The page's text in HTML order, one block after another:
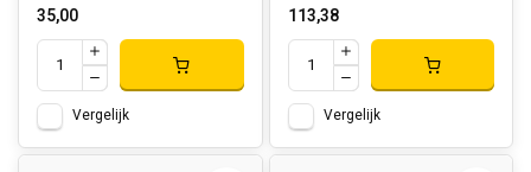
35,00
Vergelijk
113,38
Vergelijk